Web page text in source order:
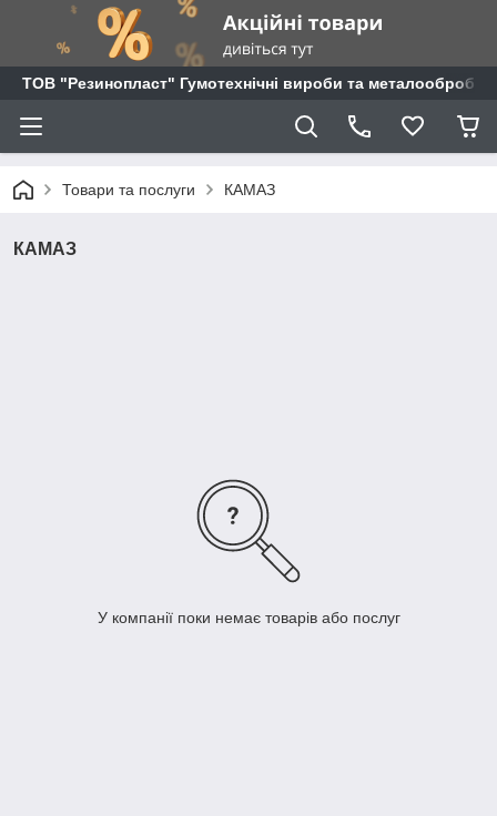
ТОВ "Резинопласт" Гумотехнічні вироби та металообробка
Товари та послуги КАМАЗ
КАМАЗ
У компанії поки немає товарів або послуг